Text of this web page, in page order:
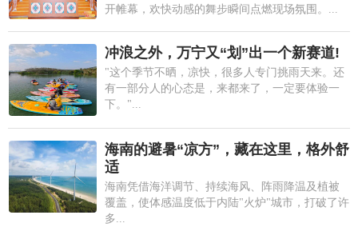
开帷幕，欢快动感的舞步瞬间点燃现场氛围。...
冲浪之外，万宁又“划”出一个新赛道!
"这个季节不晒，凉快，很多人专门挑雨天来。还
有一部分人的心态是，来都来了，一定要体验一
下。"...
海南的避暑“凉方”，藏在这里，格外舒
适
海南凭借海洋调节、持续海风、阵雨降温及植被
覆盖，使体感温度低于内陆"火炉"城市，打破了许
多...